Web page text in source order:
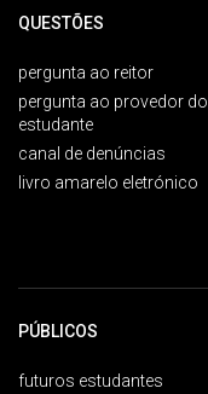
QUESTÕES
pergunta ao reitor
pergunta ao provedor do
estudante
canal de denúncias
livro amarelo eletrónico
PÚBLICOS
futuros estudantes